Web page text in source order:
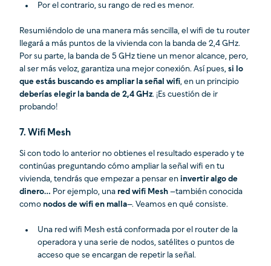
Por el contrario, su rango de red es menor.
Resumiéndolo de una manera más sencilla, el wifi de tu router
llegará a más puntos de la vivienda con la banda de 2,4 GHz.
Por su parte, la banda de 5 GHz tiene un menor alcance, pero,
al ser más veloz, garantiza una mejor conexión. Así pues, si lo
que estás buscando es ampliar la señal wifi, en un principio
deberías elegir la banda de 2,4 GHz. ¡Es cuestión de ir
probando!
7. Wifi Mesh
Si con todo lo anterior no obtienes el resultado esperado y te
continúas preguntando cómo ampliar la señal wifi en tu
vivienda, tendrás que empezar a pensar en invertir algo de
dinero… Por ejemplo, una red wifi Mesh –también conocida
como nodos de wifi en malla–. Veamos en qué consiste.
Una red wifi Mesh está conformada por el router de la
operadora y una serie de nodos, satélites o puntos de
acceso que se encargan de repetir la señal.